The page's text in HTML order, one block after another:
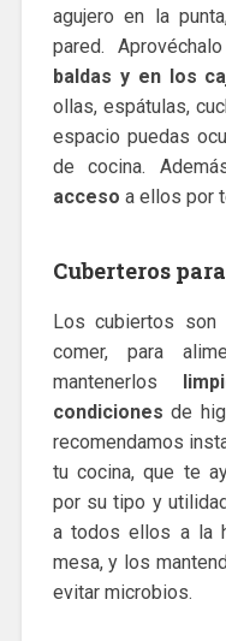
agujero en la
pared.
baldas y en los
ollas, espátulas,
espacio puedas
de cocina.
acceso a ellos por
Cuberteros
Los cubiertos
comer, para
mantenerlos
condiciones de
recomendamos
tu cocina, que te
por su tipo y
a todos ellos a la
mesa, y los
evitar microbios.